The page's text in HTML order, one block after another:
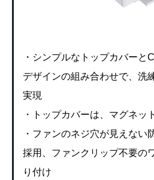
・シンプルなトップカバーと
デザインの組み合わせで、洗
実現
・トップカバーは、マグネッ
・ファンのネジ穴が見えない
採用、ファンクリップ不要の
り付け